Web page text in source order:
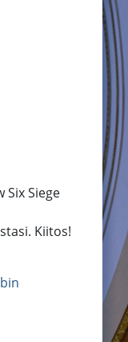
Siege
Kiitos!